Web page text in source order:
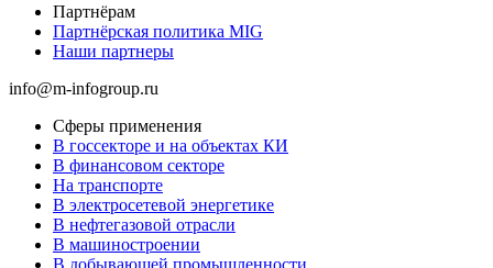
Партнёрам
Партнёрская политика MIG
Наши партнеры
info@m-infogroup.ru
Сферы применения
В госсекторе и на объектах КИ
В финансовом секторе
На транспорте
В электросетевой энергетике
В нефтегазовой отрасли
В машиностроении
В добывающей промышленности